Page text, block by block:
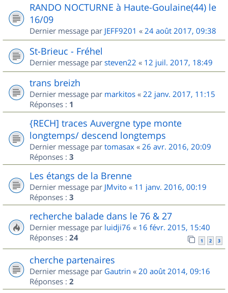
RANDO NOCTURNE à Haute-Goulaine(44) le
16/09
Dernier message par JEFF9201 « 24 août 2017, 09:38
St-Brieuc - Fréhel
Dernier message par steven22 « 12 juil. 2017, 18:49
trans breizh
Dernier message par markitos « 22 janv. 2017, 11:15
Réponses : 1
{RECH] traces Auvergne type monte
longtemps/ descend longtemps
Dernier message par tomasax « 26 avr. 2016, 20:09
Réponses : 3
Les étangs de la Brenne
Dernier message par JMvito « 11 janv. 2016, 00:19
Réponses : 3
recherche balade dans le 76 & 27
Dernier message par luidji76 « 16 févr. 2015, 15:40
Réponses : 24 1 2 3
cherche partenaires
Dernier message par Gautrin « 20 août 2014, 09:16
Réponses : 2